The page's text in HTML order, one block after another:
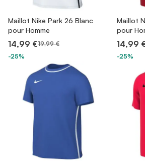
Maillot Nike Park 26 Blanc
pour Homme
14,99 €19,99 €
-25%
Maillot
pour
14,99
-25%